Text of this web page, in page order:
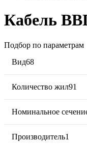
Кабель
Подбор по параметрам
Вид68
Количество жил91
Номинальное
Производитель1